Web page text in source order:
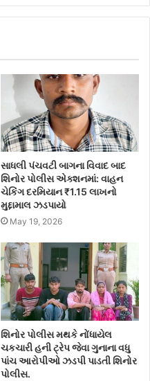
સાધલી પંચવટી બાગના વિવાદ બાદ
શિનોર પોલીસ એક્શનમાં: વાહન
ચેકિંગ દરમિયાન ₹1.15 લાખનો
મુદ્દામાલ ઝડપાયો
May 19, 2026
શિનોર પોલીસ મથકે નોંધાયેલ
ચકચારી હની ટ્રેપ જેવા ગુનાના વધુ
પાંચ આરોપીઓ ઝડપી પાડતી શિનોર
પોલીસ.